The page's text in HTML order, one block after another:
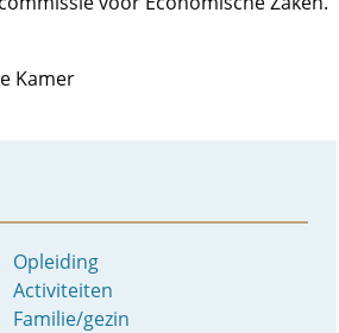
Kamer
Opleiding
Activiteiten
Familie/gezin